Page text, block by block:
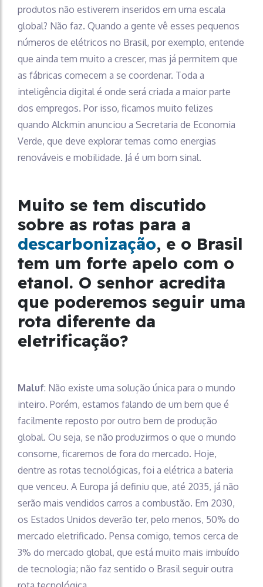
produtos não estiverem inseridos em uma escala
global? Não faz. Quando a gente vê esses pequenos
números de elétricos no Brasil, por exemplo, entende
que ainda tem muito a crescer, mas já permitem que
as fábricas comecem a se coordenar. Toda a
inteligência digital é onde será criada a maior parte
dos empregos. Por isso, ficamos muito felizes
quando Alckmin anunciou a Secretaria de Economia
Verde, que deve explorar temas como energias
renováveis e mobilidade. Já é um bom sinal.
Muito se tem discutido
sobre as rotas para a
descarbonização, e o Brasil
tem um forte apelo com o
etanol. O senhor acredita
que poderemos seguir uma
rota diferente da
eletrificação?
Maluf: Não existe uma solução única para o mundo
inteiro. Porém, estamos falando de um bem que é
facilmente reposto por outro bem de produção
global. Ou seja, se não produzirmos o que o mundo
consome, ficaremos de fora do mercado. Hoje,
dentre as rotas tecnológicas, foi a elétrica a bateria
que venceu. A Europa já definiu que, até 2035, já não
serão mais vendidos carros a combustão. Em 2030,
os Estados Unidos deverão ter, pelo menos, 50% do
mercado eletrificado. Pensa comigo, temos cerca de
3% do mercado global, que está muito mais imbuído
de tecnologia; não faz sentido o Brasil seguir outra